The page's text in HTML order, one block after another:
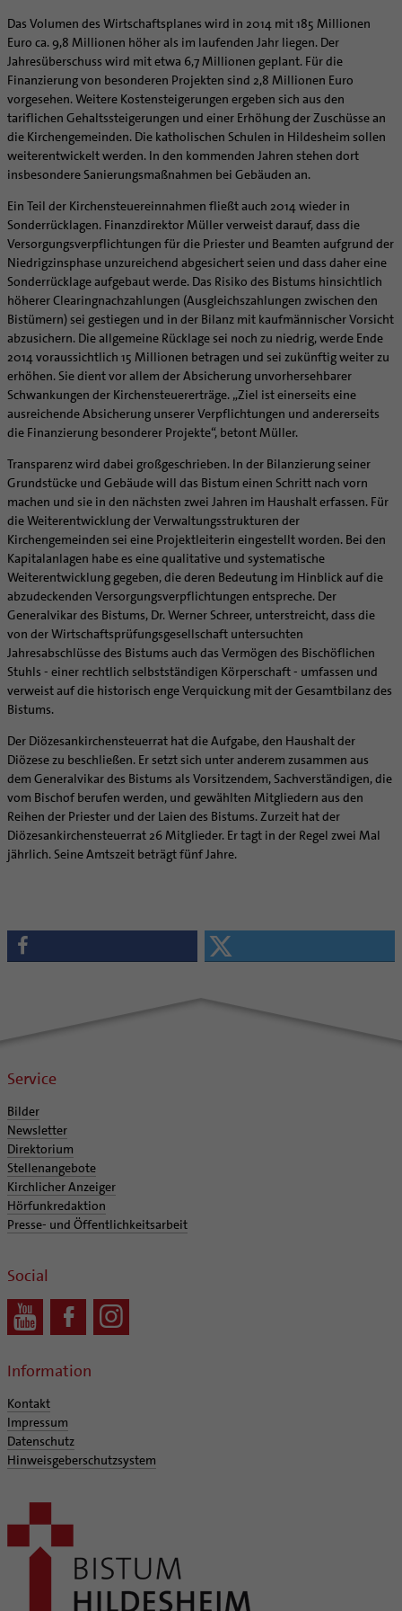
Katholisch heiraten
Hirtenwort: Ehe & Familie
Wissenswertes zur Hochzeit
Ideen für die Hochzeitsfeier
Trausprüche aus der Bibel
Hochzeits-Symbole
Lebensende
Patientenverfügung
Wo ist der richtige Platz zum Sterben?
Hospiz-Seelsorge
Spiritualität
Exerzitien
Kontemplation
Auszeit
Geistliche Begleitung
Lebens- und Glaubensorte
Unterstützungsangebote für Seelsorgende
Seelsorgefelder
Frauen
Männer
Queersensible Seelsorge
City- und Passanten
Altenheim | Senioren
Menschen mit Behinderung
Muttersprachen
Hospiz
Internet- und Telefon
Krankenhaus
Künstler
Glaubenswege
Ehe - Familie - Geschlechtergerechtigkeit
Notfall
Polizei- und Feuerwehr
Schule
Gefängnisseelsorge
Segensorte
Begleitung und Vernetzung
Team
Newsletter
Weitere Infos
Berufe in der Kirche
Raum für Vielfalt
Diakone
Pastorale:r Mitarbeiter:in
Pastoralreferent:in
Priester
Kirchenmusiker:in
Religionslehrer:in
Freiwilligendienst
Soziale Berufe in der Caritas
Orden | Gemeinschaften
Frauenorden
Geistliche Gemeinschaften
Ritterorden
Ordo virginum
Bischöfliche Stiftung Gemeinsam für das Leben
Hochschulpastoral
Religionsunterricht
Service
Stellenanzeigen
Projekte
Bestände
Buchreihen
Gemeindeservice
Digitaler Lesesaal
Verein für Geschichte und Kunst im Bistum Hildesheim
Dombibliothek Hildesheim
Bundeskonferenz der kirchlichen Archive in Deutschland
Katholische Akademie des Bistums Hildesheim
Stärkung der Demokratie | Einsatz gegen Diskriminierung
LÜCHTENHOF
Familienbildungsstätten
Katholische Erwachsenenbildung
Forschungsinstitut für Philosophie Hannover
Weltkirche
Bolivienpartnerschaft
Projektförderung
Internationale Freiwilligendienste
Aus dem Bistum in die Welt
Infobrief Weltkirche
missio-Regionalstelle
Bolivienpartnerschaft
Bolivienkommission
Café Bolivia
Beratung Direktpartnerschaften
Finanzielle Förderung der Bolivienpartnerschaft
Ökologische Fonds
Partnerschaftsvereinbarung
Bolivienpartnerschaft Bistum Trier
Bolivienreise mit Bischof Heiner
Bolivientag 2026
Internationale Freiwilligendienste
Aktuelles
Rückkehrenden-Engagement (ehemalige Freiwillige)
Outgoing
Incoming
Katholische Büros
Schöpfungsgerecht 2035
Wir machen Kirche - schöpfungsgerecht
Biologische Vielfalt
Energetisches Sanieren
Fördermittel finden
Mobilität
Ökotheologie
Schöpfungsspiritualität
Umweltbildung
Zukunftsräume
Aktuelles
Veranstaltungen
Abenteuer Glaube
Unterstützung für Pfarreien und Einrichtungen
Prävention
Fortbildungen
Stellenangebote
Liturgie und Kirchenmusik
Lokale Kirchenentwicklung
#diegruenegemeinde
Internationale Freiwilligendienste
Netzwerk ChancenGleich
Büchereien
Medienstelle
Newsletter
Personalentwicklung
Unterstützungsangebot für Seelsorgende
Supervision
Coaching
Aufbrüche in der Kirche
Ehrenamtliche
KirchenZeitung online
Verwaltungsbeauftragte / Verwaltungsleitungen in
Pfarrgemeinden
Materialien
Aktuelles
Altersvorsorge und Ruhestand
Arbeitshilfen
Bistumsatlas
Beruf und Familie
KODA
Direktorium
Mitarbeitervertretung
Institutionelles Schutzkonzept
Kirchlicher Anzeiger
Kirchliches Arbeitsrecht
Schematismus
Das Volumen des Wirtschaftsplanes wird in 2014 mit 185 Millionen
Euro ca. 9,8 Millionen höher als im laufenden Jahr liegen. Der
Jahresüberschuss wird mit etwa 6,7 Millionen geplant. Für die
Finanzierung von besonderen Projekten sind 2,8 Millionen Euro
vorgesehen. Weitere Kostensteigerungen ergeben sich aus den
tariflichen Gehaltssteigerungen und einer Erhöhung der Zuschüsse an
die Kirchengemeinden. Die katholischen Schulen in Hildesheim sollen
weiterentwickelt werden. In den kommenden Jahren stehen dort
insbesondere Sanierungsmaßnahmen bei Gebäuden an.
Ein Teil der Kirchensteuereinnahmen fließt auch 2014 wieder in
Sonderrücklagen. Finanzdirektor Müller verweist darauf, dass die
Versorgungsverpflichtungen für die Priester und Beamten aufgrund der
Niedrigzinsphase unzureichend abgesichert seien und dass daher eine
Sonderrücklage aufgebaut werde. Das Risiko des Bistums hinsichtlich
höherer Clearingnachzahlungen (Ausgleichszahlungen zwischen den
Bistümern) sei gestiegen und in der Bilanz mit kaufmännischer Vorsicht
abzusichern. Die allgemeine Rücklage sei noch zu niedrig, werde Ende
2014 voraussichtlich 15 Millionen betragen und sei zukünftig weiter zu
erhöhen. Sie dient vor allem der Absicherung unvorhersehbarer
Schwankungen der Kirchensteuererträge. „Ziel ist einerseits eine
ausreichende Absicherung unserer Verpflichtungen und andererseits
die Finanzierung besonderer Projekte“, betont Müller.
Transparenz wird dabei großgeschrieben. In der Bilanzierung seiner
Grundstücke und Gebäude will das Bistum einen Schritt nach vorn
machen und sie in den nächsten zwei Jahren im Haushalt erfassen. Für
die Weiterentwicklung der Verwaltungsstrukturen der
Kirchengemeinden sei eine Projektleiterin eingestellt worden. Bei den
Kapitalanlagen habe es eine qualitative und systematische
Weiterentwicklung gegeben, die deren Bedeutung im Hinblick auf die
abzudeckenden Versorgungsverpflichtungen entspreche. Der
Generalvikar des Bistums, Dr. Werner Schreer, unterstreicht, dass die
von der Wirtschaftsprüfungsgesellschaft untersuchten
Jahresabschlüsse des Bistums auch das Vermögen des Bischöflichen
Stuhls - einer rechtlich selbstständigen Körperschaft - umfassen und
verweist auf die historisch enge Verquickung mit der Gesamtbilanz des
Bistums.
Der Diözesankirchensteuerrat hat die Aufgabe, den Haushalt der
Diözese zu beschließen. Er setzt sich unter anderem zusammen aus
dem Generalvikar des Bistums als Vorsitzendem, Sachverständigen, die
vom Bischof berufen werden, und gewählten Mitgliedern aus den
Reihen der Priester und der Laien des Bistums. Zurzeit hat der
Diözesankirchensteuerrat 26 Mitglieder. Er tagt in der Regel zwei Mal
jährlich. Seine Amtszeit beträgt fünf Jahre.
Service
Bilder
Newsletter
Direktorium
Stellenangebote
Kirchlicher Anzeiger
Hörfunkredaktion
Presse- und Öffentlichkeitsarbeit
Social
Information
Kontakt
Impressum
Datenschutz
Hinweisgeberschutzsystem